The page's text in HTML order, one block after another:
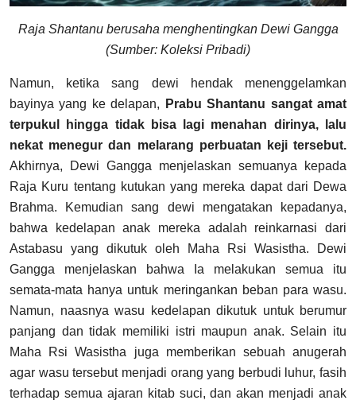
Raja Shantanu berusaha menghentingkan Dewi Gangga
(Sumber: Koleksi Pribadi)
Namun, ketika sang dewi hendak menenggelamkan
bayinya yang ke delapan,
Prabu Shantanu sangat amat
terpukul hingga tidak bisa lagi menahan dirinya, lalu
nekat menegur dan melarang perbuatan keji tersebut.
Akhirnya, Dewi Gangga menjelaskan semuanya kepada
Raja Kuru tentang kutukan yang mereka dapat dari Dewa
Brahma. Kemudian sang dewi mengatakan kepadanya,
bahwa kedelapan anak mereka adalah reinkarnasi dari
Astabasu yang dikutuk oleh Maha Rsi Wasistha. Dewi
Gangga menjelaskan bahwa Ia melakukan semua itu
semata-mata hanya untuk meringankan beban para wasu.
Namun, naasnya wasu kedelapan dikutuk untuk berumur
panjang dan tidak memiliki istri maupun anak. Selain itu
Maha Rsi Wasistha juga memberikan sebuah anugerah
agar wasu tersebut menjadi orang yang berbudi luhur, fasih
terhadap semua ajaran kitab suci, dan akan menjadi anak